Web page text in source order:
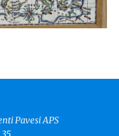
Pavesi APS